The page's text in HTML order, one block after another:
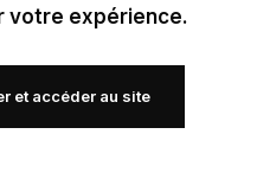
votre expérience.
et accéder au site